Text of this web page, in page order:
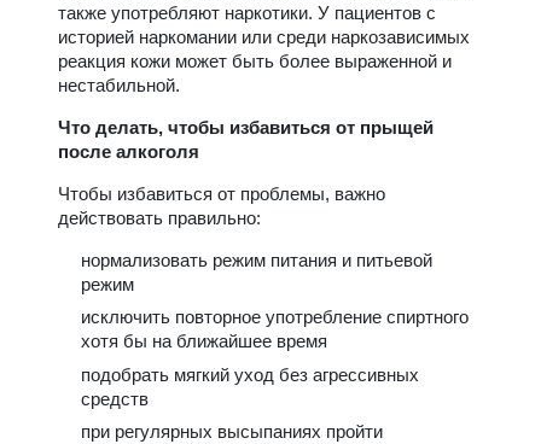
также употребляют наркотики. У пациентов с
историей наркомании или среди наркозависимых
реакция кожи может быть более выраженной и
нестабильной.
Что делать, чтобы избавиться от прыщей
после алкоголя
Чтобы избавиться от проблемы, важно
действовать правильно:
нормализовать режим питания и питьевой
режим
исключить повторное употребление спиртного
хотя бы на ближайшее время
подобрать мягкий уход без агрессивных
средств
при регулярных высыпаниях пройти